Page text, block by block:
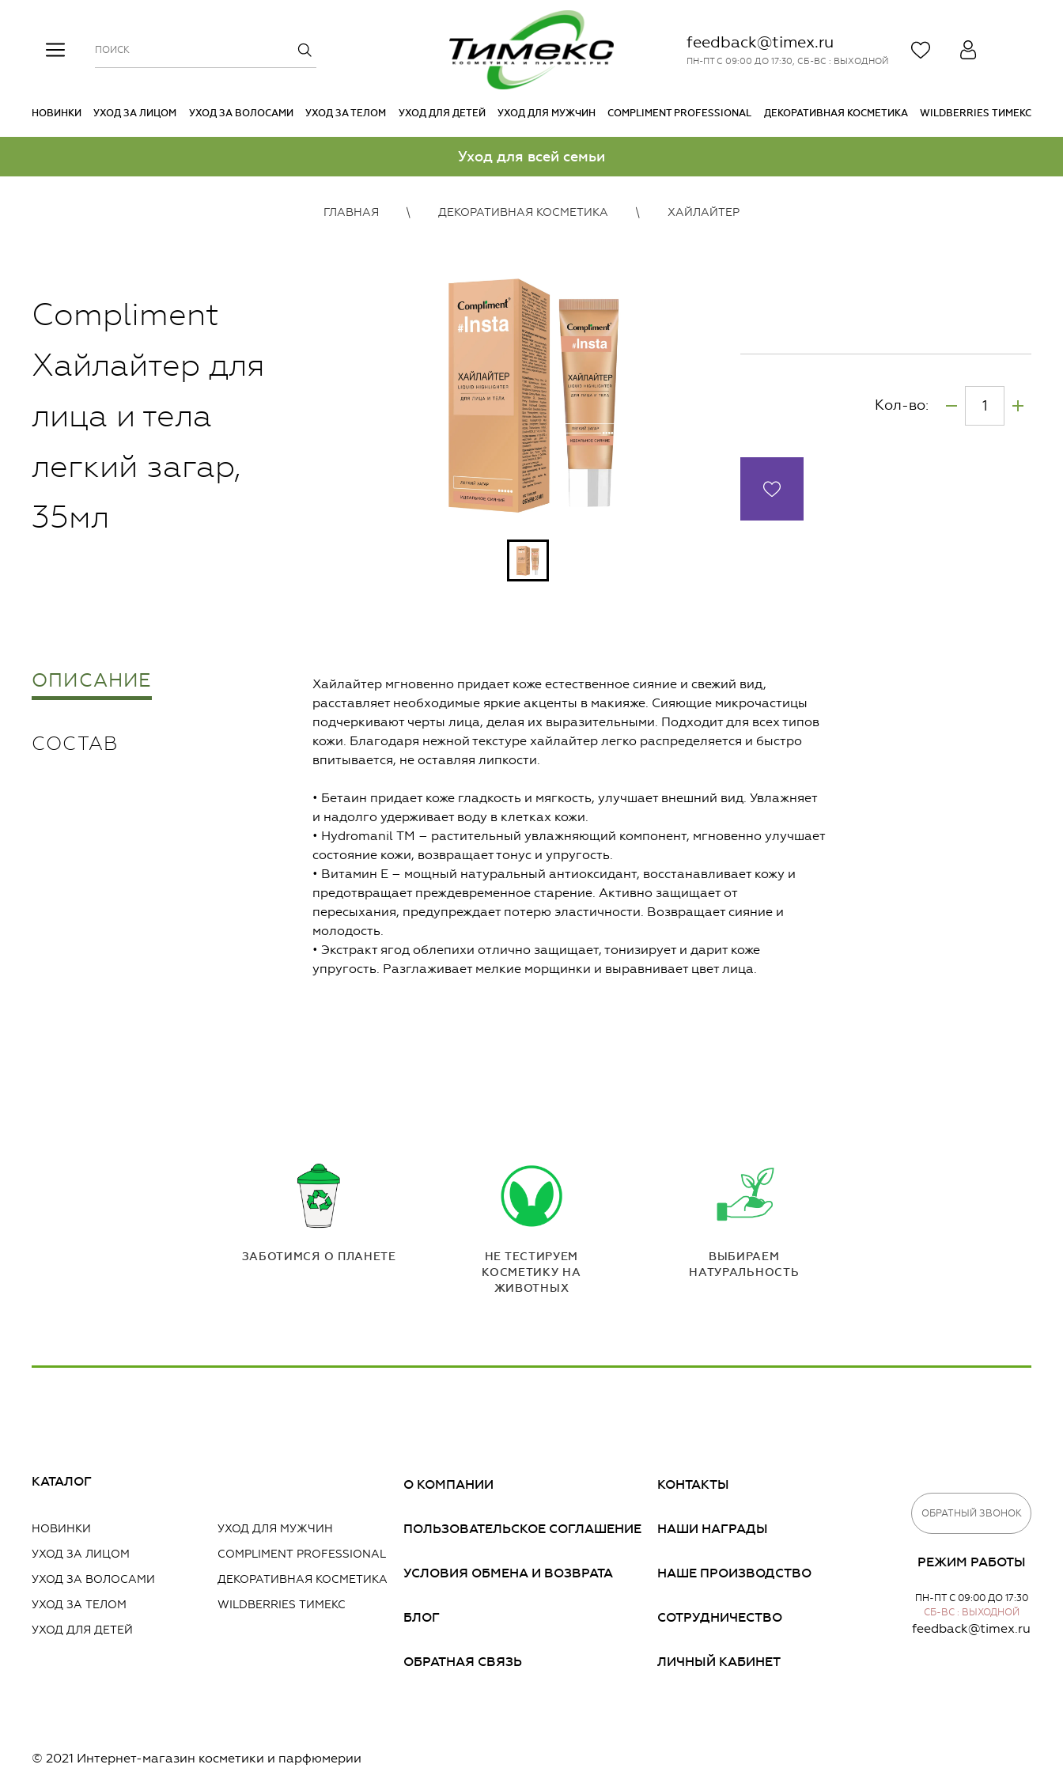
feedback@timex.ru
ПН-ПТ С 09:00 ДО 17:30, СБ-ВС : ВЫХОДНОЙ
НОВИНКИ УХОД ЗА ЛИЦОМ УХОД ЗА ВОЛОСАМИ УХОД ЗА ТЕЛОМ УХОД ДЛЯ ДЕТЕЙ УХОД ДЛЯ МУЖЧИН COMPLIMENT PROFESSIONAL ДЕКОРАТИВНАЯ КОСМЕТИКА WILDBERRIES ТИМЕКС
Уход для всей семьи
ГЛАВНАЯ ДЕКОРАТИВНАЯ КОСМЕТИКА ХАЙЛАЙТЕР
Compliment
Хайлайтер для
лица и тела
легкий загар,
35мл
Кол-во:
ОПИСАНИЕ
СОСТАВ
Хайлайтер мгновенно придает коже естественное сияние и свежий вид,
расставляет необходимые яркие акценты в макияже. Сияющие микрочастицы
подчеркивают черты лица, делая их выразительными. Подходит для всех типов
кожи. Благодаря нежной текстуре хайлайтер легко распределяется и быстро
впитывается, не оставляя липкости.
• Бетаин придает коже гладкость и мягкость, улучшает внешний вид. Увлажняет
и надолго удерживает воду в клетках кожи.
• Hydromanil ТМ – растительный увлажняющий компонент, мгновенно улучшает
состояние кожи, возвращает тонус и упругость.
• Витамин Е – мощный натуральный антиоксидант, восстанавливает кожу и
предотвращает преждевременное старение. Активно защищает от
пересыхания, предупреждает потерю эластичности. Возвращает сияние и
молодость.
• Экстракт ягод облепихи отлично защищает, тонизирует и дарит коже
упругость. Разглаживает мелкие морщинки и выравнивает цвет лица.
ЗАБОТИМСЯ О ПЛАНЕТЕ
НЕ ТЕСТИРУЕМ
КОСМЕТИКУ НА
ЖИВОТНЫХ
ВЫБИРАЕМ
НАТУРАЛЬНОСТЬ
КАТАЛОГ
НОВИНКИ
УХОД ЗА ЛИЦОМ
УХОД ЗА ВОЛОСАМИ
УХОД ЗА ТЕЛОМ
УХОД ДЛЯ ДЕТЕЙ
УХОД ДЛЯ МУЖЧИН
COMPLIMENT PROFESSIONAL
ДЕКОРАТИВНАЯ КОСМЕТИКА
WILDBERRIES ТИМЕКС
О КОМПАНИИ
ПОЛЬЗОВАТЕЛЬСКОЕ СОГЛАШЕНИЕ
УСЛОВИЯ ОБМЕНА И ВОЗВРАТА
БЛОГ
ОБРАТНАЯ СВЯЗЬ
КОНТАКТЫ
НАШИ НАГРАДЫ
НАШЕ ПРОИЗВОДСТВО
СОТРУДНИЧЕСТВО
ЛИЧНЫЙ КАБИНЕТ
ОБРАТНЫЙ ЗВОНОК
РЕЖИМ РАБОТЫ
ПН-ПТ С 09:00 ДО 17:30
СБ-ВС : ВЫХОДНОЙ
feedback@timex.ru
© 2021 Интернет-магазин косметики и парфюмерии